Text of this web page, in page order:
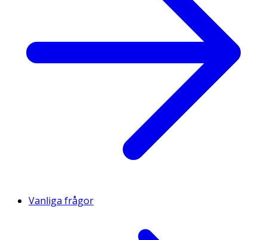
Vanliga frågor